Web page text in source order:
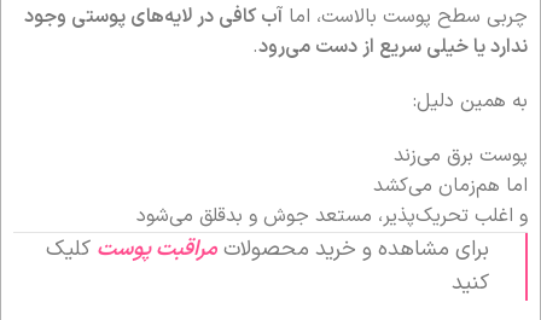
چربی سطح پوست بالاست، اما آب کافی در لایه‌های پوستی وجود
ندارد یا خیلی سریع از دست می‌رود.
به همین دلیل:
پوست برق می‌زند
اما هم‌زمان می‌کشد
و اغلب تحریک‌پذیر، مستعد جوش و بدقلق می‌شود
برای مشاهده و خرید محصولاتمراقبت پوست کلیک
کنید